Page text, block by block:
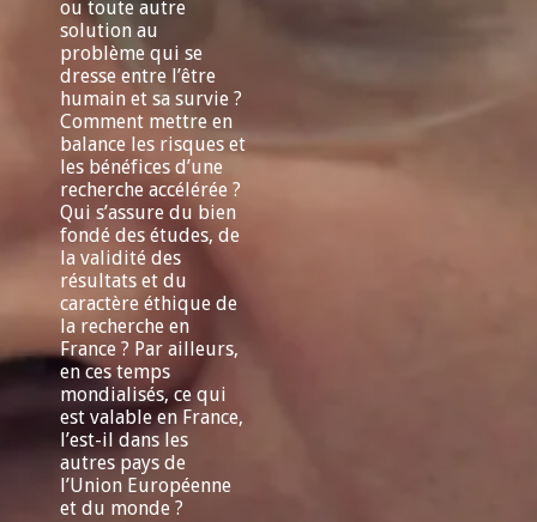
ou toute autre
solution au
problème qui se
dresse entre l’être
humain et sa survie ?
Comment mettre en
balance les risques et
les bénéfices d’une
recherche accélérée ?
Qui s’assure du bien
fondé des études, de
la validité des
résultats et du
caractère éthique de
la recherche en
France ? Par ailleurs,
en ces temps
mondialisés, ce qui
est valable en France,
l’est-il dans les
autres pays de
l’Union Européenne
et du monde ?